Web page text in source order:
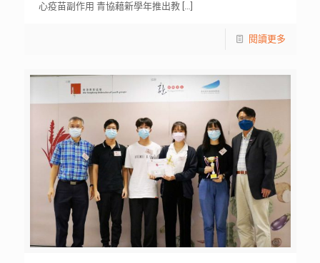
心疫苗副作用 青協藉新學年推出教[…]
閱讀更多